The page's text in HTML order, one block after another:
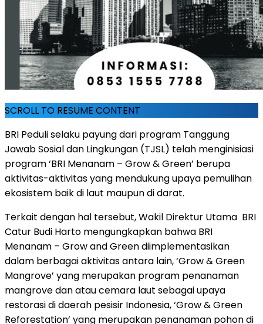
SCROLL TO RESUME CONTENT
BRI Peduli selaku payung dari program Tanggung
Jawab Sosial dan Lingkungan (TJSL) telah menginisiasi
program ‘BRI Menanam – Grow & Green’ berupa
aktivitas-aktivitas yang mendukung upaya pemulihan
ekosistem baik di laut maupun di darat.
Terkait dengan hal tersebut, Wakil Direktur Utama BRI
Catur Budi Harto mengungkapkan bahwa BRI
Menanam – Grow and Green diimplementasikan
dalam berbagai aktivitas antara lain, ‘Grow & Green
Mangrove’ yang merupakan program penanaman
mangrove dan atau cemara laut sebagai upaya
restorasi di daerah pesisir Indonesia, ‘Grow & Green
Reforestation’ yang merupakan penanaman pohon di